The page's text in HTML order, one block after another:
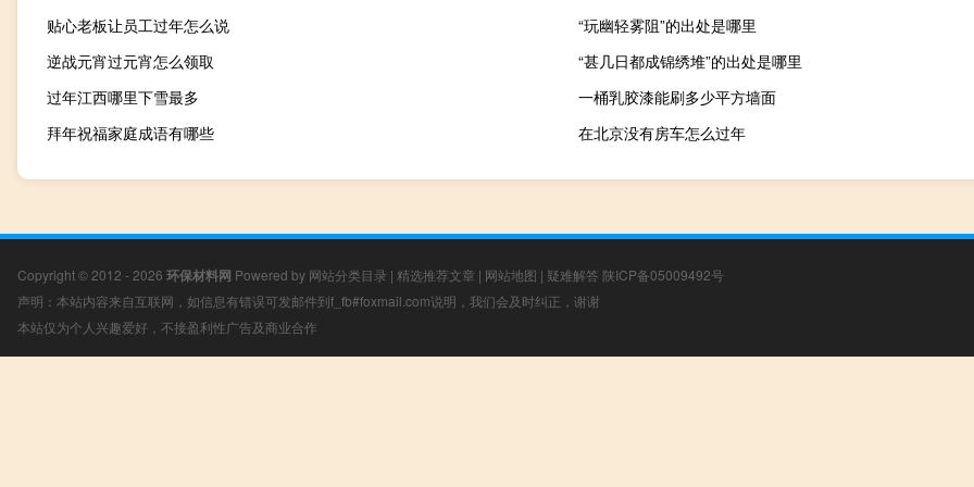
贴心老板让员工过年怎么说
“玩幽轻雾阻”的出处是哪里
逆战元宵过元宵怎么领取
“甚几日都成锦绣堆”的出处是哪里
过年江西哪里下雪最多
一桶乳胶漆能刷多少平方墙面
拜年祝福家庭成语有哪些
在北京没有房车怎么过年
Copyright © 2012 - 2026 环保材料网 Powered by 网站分类目录 | 精选推荐文章 | 网站地图 | 疑难解答 陕ICP备05009492号
声明：本站内容来自互联网，如信息有错误可发邮件到f_fb#foxmail.com说明，我们会及时纠正，谢谢
本站仅为个人兴趣爱好，不接盈利性广告及商业合作